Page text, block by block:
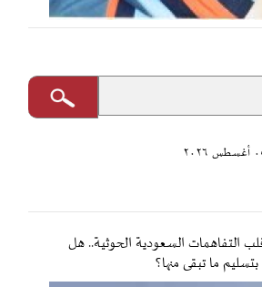
التفاهمات السعودية الحوثية.. هل
ما تبقى منها؟